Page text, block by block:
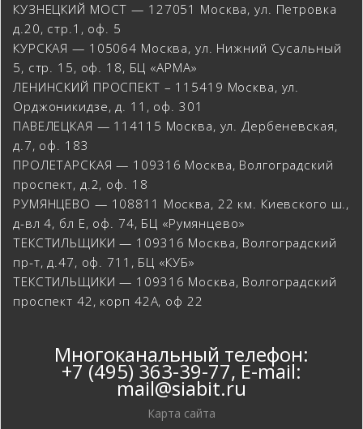
КУЗНЕЦКИЙ МОСТ — 127051 Москва, ул. Петровка
д.20, стр.1, оф. 5
КУРСКАЯ — 105064 Москва, ул. Нижний Сусальный
5, стр. 15, оф. 18, БЦ «АРМА»
ЛЕНИНСКИЙ ПРОСПЕКТ – 115419 Москва, ул.
Орджоникидзе, д. 11, оф. 301
ПАВЕЛЕЦКАЯ — 114115 Москва, ул. Дербеневская,
д.7, оф. 183
ПРОЛЕТАРСКАЯ — 109316 Москва, Волгоградский
проспект, д.2, оф. 18
РУМЯНЦЕВО — 108811 Москва, 22 км. Киевского ш.,
д-вл 4, бл Е, оф. 74, БЦ «Румянцево»
ТЕКСТИЛЬЩИКИ — 109316 Москва, Волгоградский
пр-т, д.47, оф. 711, БЦ «КУБ»
ТЕКСТИЛЬЩИКИ — 109316 Москва, Волгоградский
проспект 42, корп 42А, оф 22
Многоканальный телефон:
+7 (495) 363-39-77, E-mail:
mail@siabit.ru
Карта сайта